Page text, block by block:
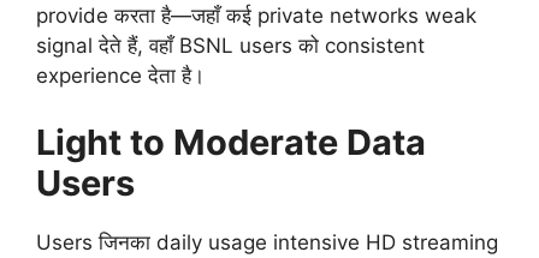
provide करता है—जहाँ कई private networks weak
signal देते हैं, वहाँ BSNL users को consistent
experience देता है।
Light to Moderate Data
Users
Users जिनका daily usage intensive HD streaming